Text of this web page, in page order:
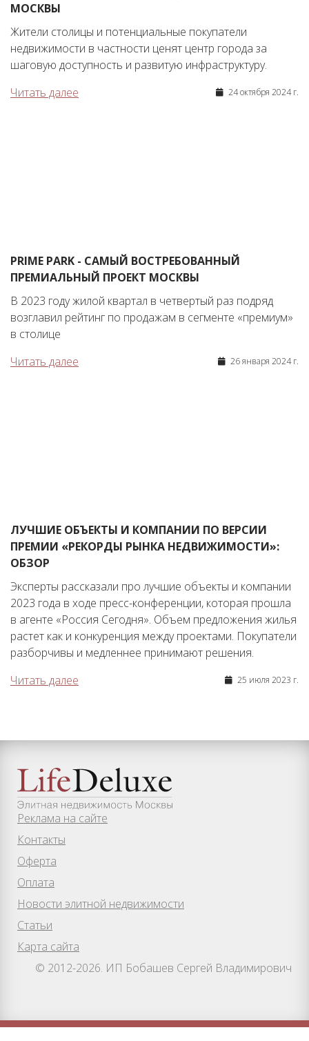
МОСКВЫ
Жители столицы и потенциальные покупатели
недвижимости в частности ценят центр города за
шаговую доступность и развитую инфраструктуру.
Читать далее
24 октября 2024 г.
PRIME PARK - САМЫЙ ВОСТРЕБОВАННЫЙ
ПРЕМИАЛЬНЫЙ ПРОЕКТ МОСКВЫ
В 2023 году жилой квартал в четвертый раз подряд
возглавил рейтинг по продажам в сегменте «премиум»
в столице
Читать далее
26 января 2024 г.
ЛУЧШИЕ ОБЪЕКТЫ И КОМПАНИИ ПО ВЕРСИИ
ПРЕМИИ «РЕКОРДЫ РЫНКА НЕДВИЖИМОСТИ»:
ОБЗОР
Эксперты рассказали про лучшие объекты и компании
2023 года в ходе пресс-конференции, которая прошла
в агенте «Россия Сегодня». Объем предложения жилья
растет как и конкуренция между проектами. Покупатели
разборчивы и медленнее принимают решения.
Читать далее
25 июля 2023 г.
Реклама на сайте
Контакты
Оферта
Оплата
Новости элитной недвижимости
Статьи
Карта сайта
© 2012-2026. ИП Бобашев Сергей Владимирович